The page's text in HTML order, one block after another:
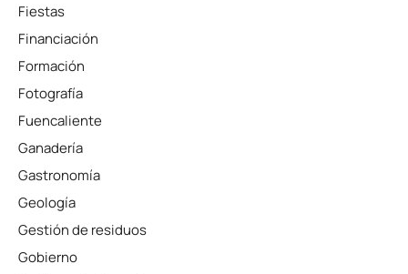
Fiestas
Financiación
Formación
Fotografía
Fuencaliente
Ganadería
Gastronomía
Geología
Gestión de residuos
Gobierno